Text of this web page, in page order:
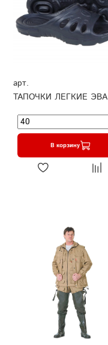
арт.
ТАПОЧКИ ЛЕГКИЕ ЭВА
В корзину